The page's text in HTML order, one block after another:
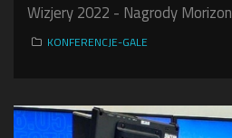
Wizjery 2022 - Nagrody Morizon
KONFERENCJE-GALE